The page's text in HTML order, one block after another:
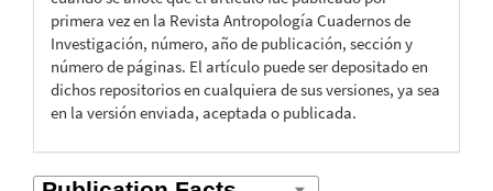
primera vez en la Revista Antropología Cuadernos de
Investigación, número, año de publicación, sección y
número de páginas. El artículo puede ser depositado en
dichos repositorios en cualquiera de sus versiones, ya sea
en la versión enviada, aceptada o publicada.